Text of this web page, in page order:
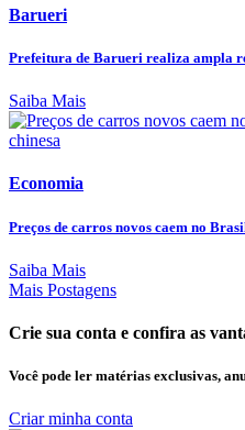
Barueri
Prefeitura de Barueri realiza ampla
Saiba Mais
Economia
Preços de carros novos caem no
Saiba Mais
Mais Postagens
Crie sua conta e confira as
Você pode ler matérias exclusivas,
Criar minha conta